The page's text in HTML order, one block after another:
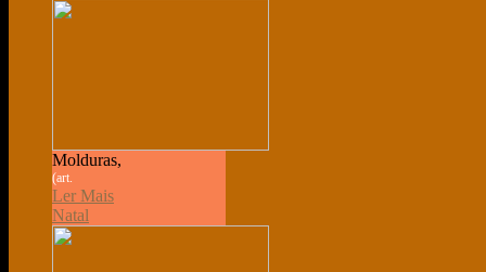
Molduras,
(art.
Ler Mais
Natal